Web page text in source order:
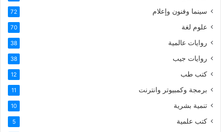
سينما وفنون وإعلام 72
علوم لغة 70
روايات عالمية 38
روايات جيب 38
كتب طب 12
برمجة وكمبيوتر وانترنت 11
تنمية بشرية 10
كتب علمية 5